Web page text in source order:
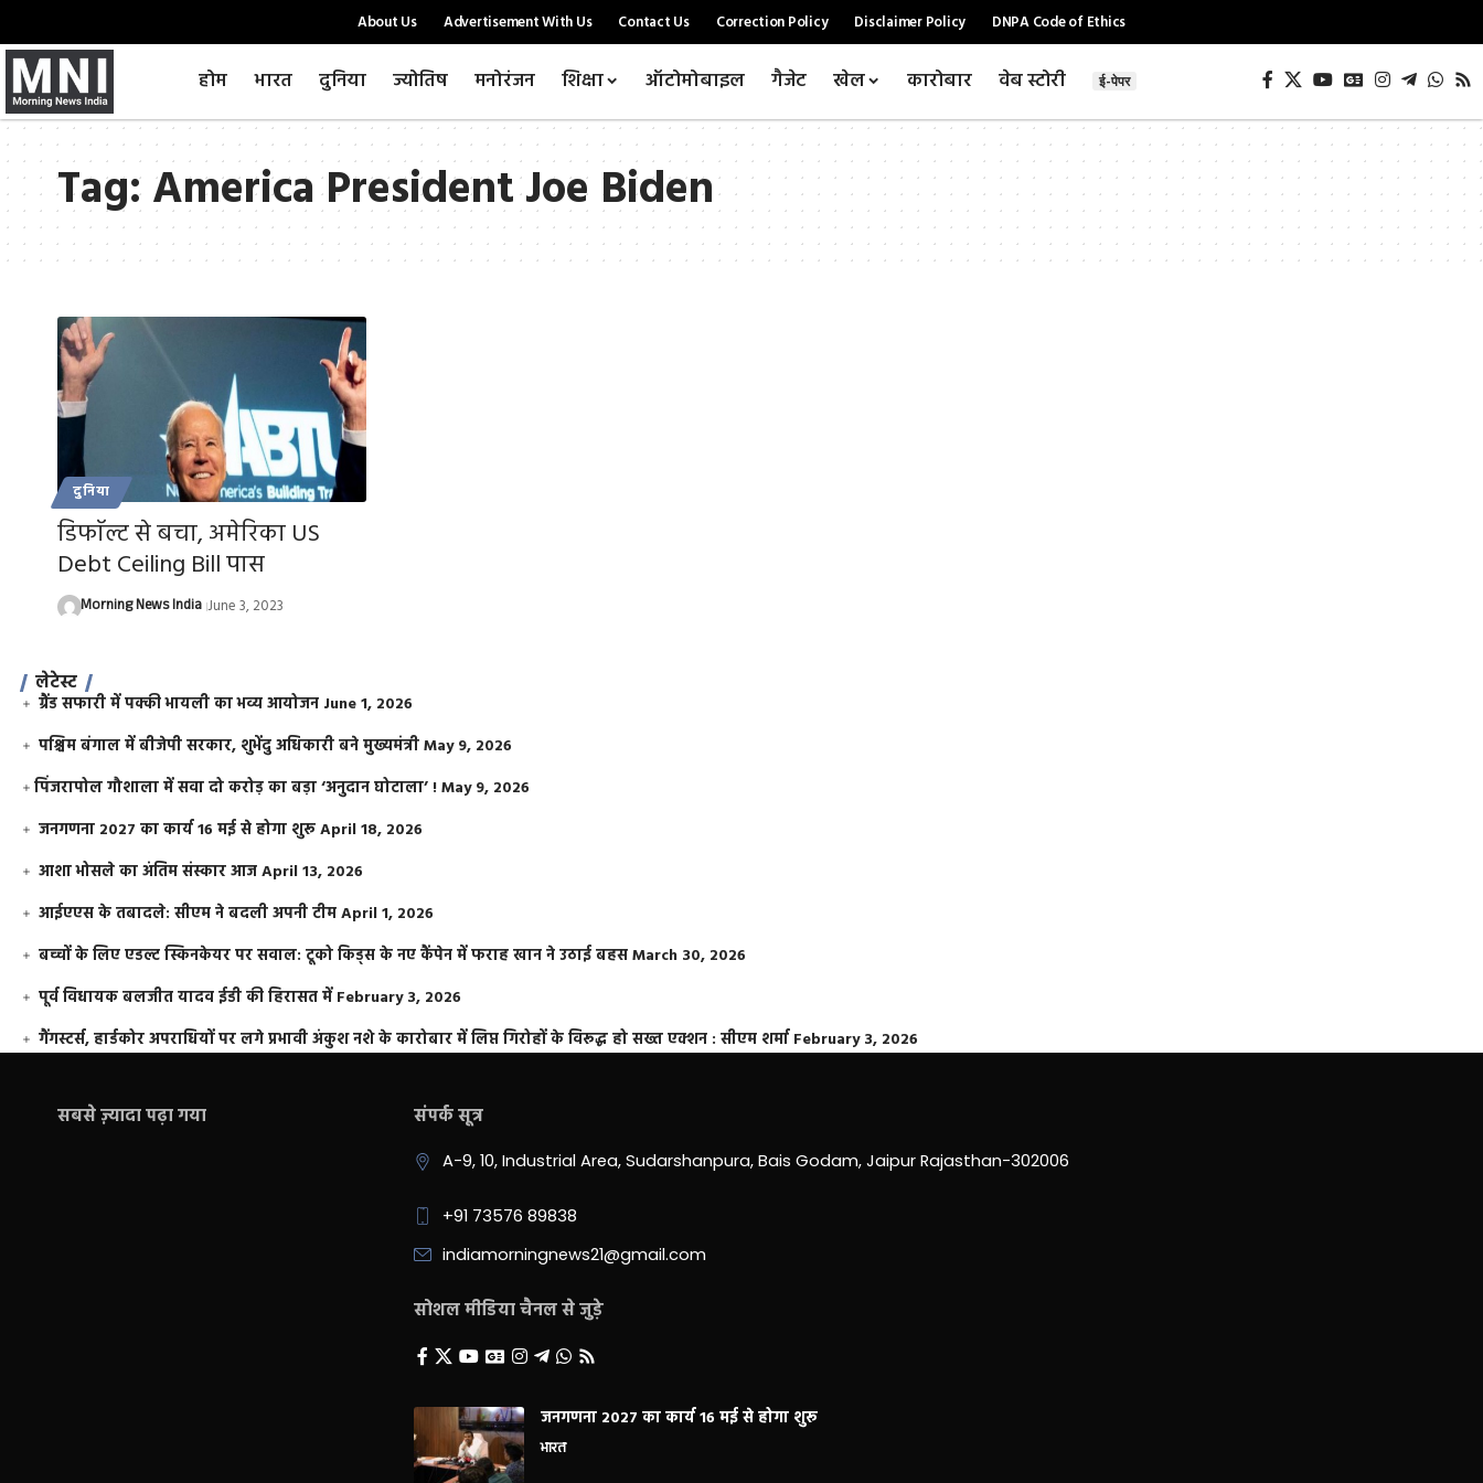
About Us Advertisement With Us Contact Us Correction Policy Disclaimer Policy DNPA Code of Ethics
होम भारत दुनिया ज्योतिष मनोरंजन शिक्षा ऑटोमोबाइल गैजेट खेल कारोबार वेब स्टोरी ई-पेपर
Tag:America President Joe Biden
दुनिया
डिफाॅल्ट से बचा, अमेरिका US
Debt Ceiling Bill पास
Morning News India June 3, 2023
लेटेस्ट
ग्रैंड सफारी में पक्की भायली का भव्य आयोजन June 1, 2026
पश्चिम बंगाल में बीजेपी सरकार, शुभेंदु अधिकारी बने मुख्यमंत्रीMay 9, 2026
​पिंजरापोल गौशाला में सवा दो करोड़ का बड़ा ‘अनुदान घोटाला’ !May 9, 2026
जनगणना 2027 का कार्य 16 मई से होगा शुरूApril 18, 2026
आशा भोसले का अंतिम संस्कार आजApril 13, 2026
आईएएस के तबादले: सीएम ने बदली अपनी टीमApril 1, 2026
बच्चों के लिए एडल्ट स्किनकेयर पर सवाल: टूको किड्स के नए कैंपेन में फराह खान ने उठाई बहसMarch 30, 2026
पूर्व विधायक बलजीत यादव ईडी की हिरासत में February 3, 2026
गैंगस्टर्स, हार्डकोर अपराधियों पर लगे प्रभावी अंकुश नशे के कारोबार में लिप्त गिरोहों के विरूद्ध हो सख्त एक्शन : सीएम शर्मा February 3, 2026
सबसे ज़्यादा पढ़ा गया संपर्क सूत्र
A-9, 10, Industrial Area, Sudarshanpura, Bais Godam, Jaipur Rajasthan-302006
+91 73576 89838
indiamorningnews21@gmail.com
सोशल मीडिया चैनल से जुड़े
जनगणना 2027 का कार्य 16 मई से होगा शुरू
भारत